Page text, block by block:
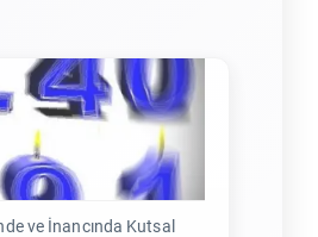
ve İnancında Kutsal